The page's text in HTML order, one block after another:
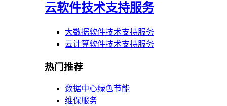
云软件技术支持服务
大数据软件技术支持服务
云计算软件技术支持服务
热门推荐
数据中心绿色节能
维保服务